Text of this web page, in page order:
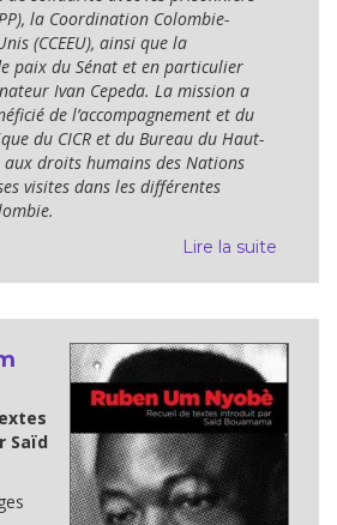
la Coordination Colombie-
(CCEEU), ainsi que la
paix du Sénat et en particulier
Ivan Cepeda. La mission a
de l’accompagnement et du
du CICR et du Bureau du Haut-
aux droits humains des Nations
visites dans les différentes
Lire la suite
Saïd